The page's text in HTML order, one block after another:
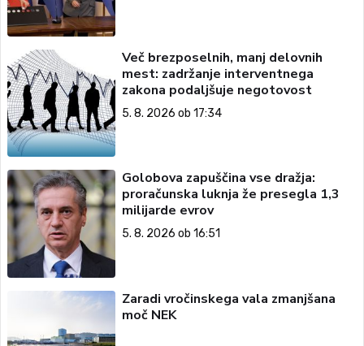
Več brezposelnih, manj delovnih
mest: zadržanje interventnega
zakona podaljšuje negotovost
5. 8. 2026 ob 17:34
Golobova zapuščina vse dražja:
proračunska luknja že presegla 1,3
milijarde evrov
5. 8. 2026 ob 16:51
Zaradi vročinskega vala zmanjšana
moč NEK